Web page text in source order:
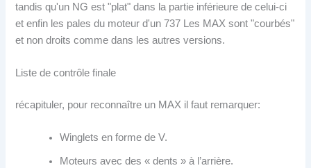
tandis qu'un NG est "plat" dans la partie inférieure de celui-ci
et enfin les pales du moteur d'un 737 Les MAX sont "courbés"
et non droits comme dans les autres versions.
Liste de contrôle finale
récapituler, pour reconnaître un MAX il faut remarquer:
Winglets en forme de V.
Moteurs avec des « dents » à l’arrière.